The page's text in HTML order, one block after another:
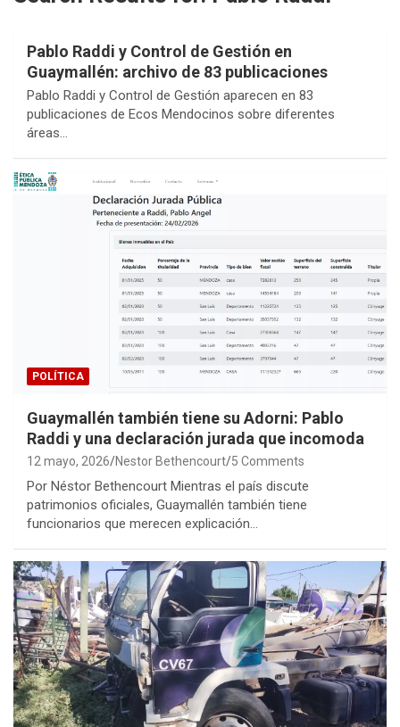
Pablo Raddi y Control de Gestión en
Guaymallén: archivo de 83 publicaciones
Pablo Raddi y Control de Gestión aparecen en 83
publicaciones de Ecos Mendocinos sobre diferentes
áreas…
POLÍTICA
Guaymallén también tiene su Adorni: Pablo
Raddi y una declaración jurada que incomoda
12 mayo, 2026 Nestor Bethencourt 5 Comments
Por Néstor Bethencourt Mientras el país discute
patrimonios oficiales, Guaymallén también tiene
funcionarios que merecen explicación…